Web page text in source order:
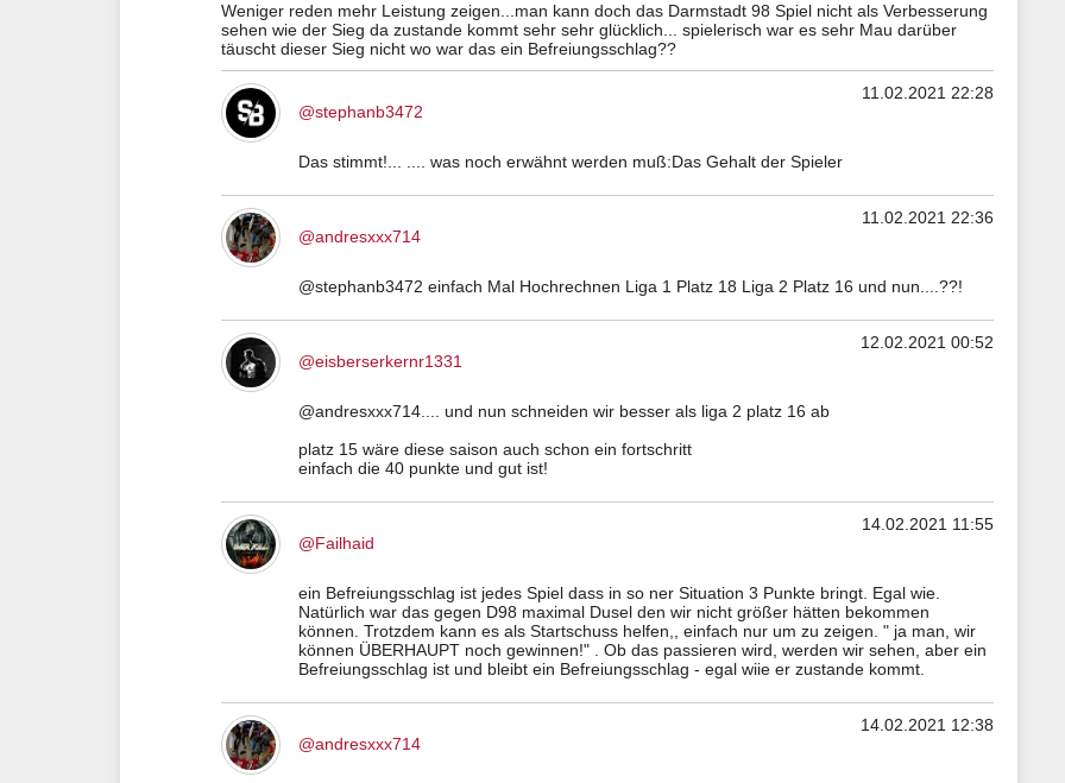
Weniger reden mehr Leistung zeigen...man kann doch das Darmstadt 98 Spiel nicht als Verbesserung
sehen wie der Sieg da zustande kommt sehr sehr glücklich... spielerisch war es sehr Mau darüber
täuscht dieser Sieg nicht wo war das ein Befreiungsschlag??
11.02.2021 22:28
@stephanb3472
Das stimmt!... .... was noch erwähnt werden muß:Das Gehalt der Spieler
11.02.2021 22:36
@andresxxx714
@stephanb3472 einfach Mal Hochrechnen Liga 1 Platz 18 Liga 2 Platz 16 und nun....??!
12.02.2021 00:52
@eisberserkernr1331
@andresxxx714.... und nun schneiden wir besser als liga 2 platz 16 ab
platz 15 wäre diese saison auch schon ein fortschritt
einfach die 40 punkte und gut ist!
14.02.2021 11:55
@Failhaid
ein Befreiungsschlag ist jedes Spiel dass in so ner Situation 3 Punkte bringt. Egal wie.
Natürlich war das gegen D98 maximal Dusel den wir nicht größer hätten bekommen
können. Trotzdem kann es als Startschuss helfen,, einfach nur um zu zeigen. " ja man, wir
können ÜBERHAUPT noch gewinnen!" . Ob das passieren wird, werden wir sehen, aber ein
Befreiungsschlag ist und bleibt ein Befreiungsschlag - egal wiie er zustande kommt.
14.02.2021 12:38
@andresxxx714